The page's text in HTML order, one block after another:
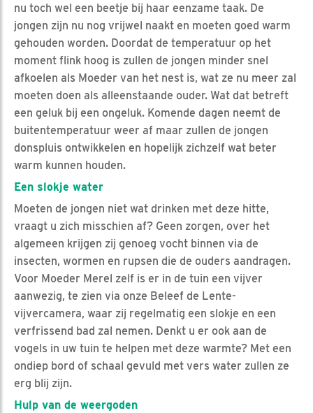
nu toch wel een beetje bij haar eenzame taak. De
jongen zijn nu nog vrijwel naakt en moeten goed warm
gehouden worden. Doordat de temperatuur op het
moment flink hoog is zullen de jongen minder snel
afkoelen als Moeder van het nest is, wat ze nu meer zal
moeten doen als alleenstaande ouder. Wat dat betreft
een geluk bij een ongeluk. Komende dagen neemt de
buitentemperatuur weer af maar zullen de jongen
donspluis ontwikkelen en hopelijk zichzelf wat beter
warm kunnen houden.
Een slokje water
Moeten de jongen niet wat drinken met deze hitte,
vraagt u zich misschien af? Geen zorgen, over het
algemeen krijgen zij genoeg vocht binnen via de
insecten, wormen en rupsen die de ouders aandragen.
Voor Moeder Merel zelf is er in de tuin een vijver
aanwezig, te zien via onze Beleef de Lente-
vijvercamera, waar zij regelmatig een slokje en een
verfrissend bad zal nemen. Denkt u er ook aan de
vogels in uw tuin te helpen met deze warmte? Met een
ondiep bord of schaal gevuld met vers water zullen ze
erg blij zijn.
Hulp van de weergoden